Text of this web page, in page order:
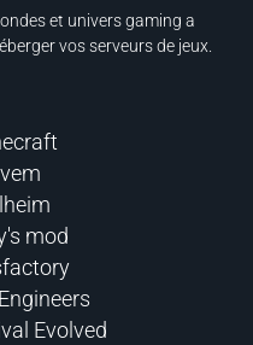
et univers gaming a
vos serveurs de jeux.​
mod
Evolved